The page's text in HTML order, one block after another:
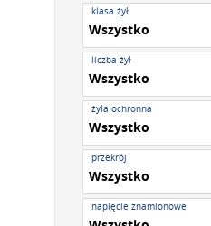
klasa żył
liczba żył
żyła ochronna
przekrój
napięcie znamionowe